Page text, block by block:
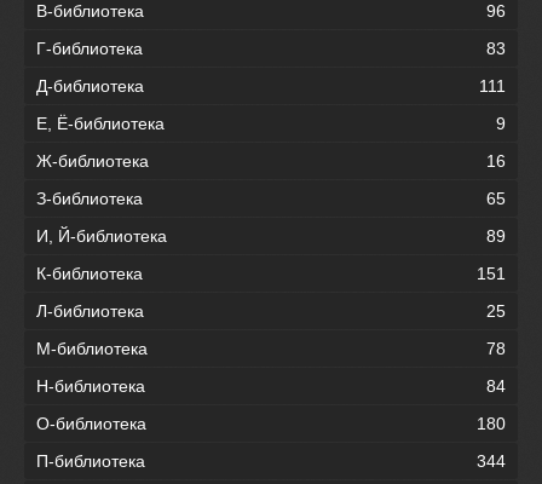
В-библиотека
96
Г-библиотека
83
Д-библиотека
111
Е, Ё-библиотека
9
Ж-библиотека
16
З-библиотека
65
И, Й-библиотека
89
К-библиотека
151
Л-библиотека
25
М-библиотека
78
Н-библиотека
84
О-библиотека
180
П-библиотека
344